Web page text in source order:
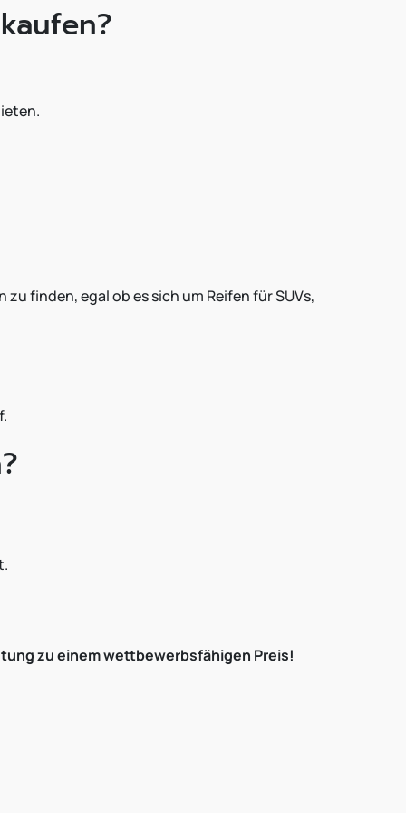
zu finden, egal ob es sich um Reifen für SUVs,
zu einem wettbewerbsfähigen Preis!